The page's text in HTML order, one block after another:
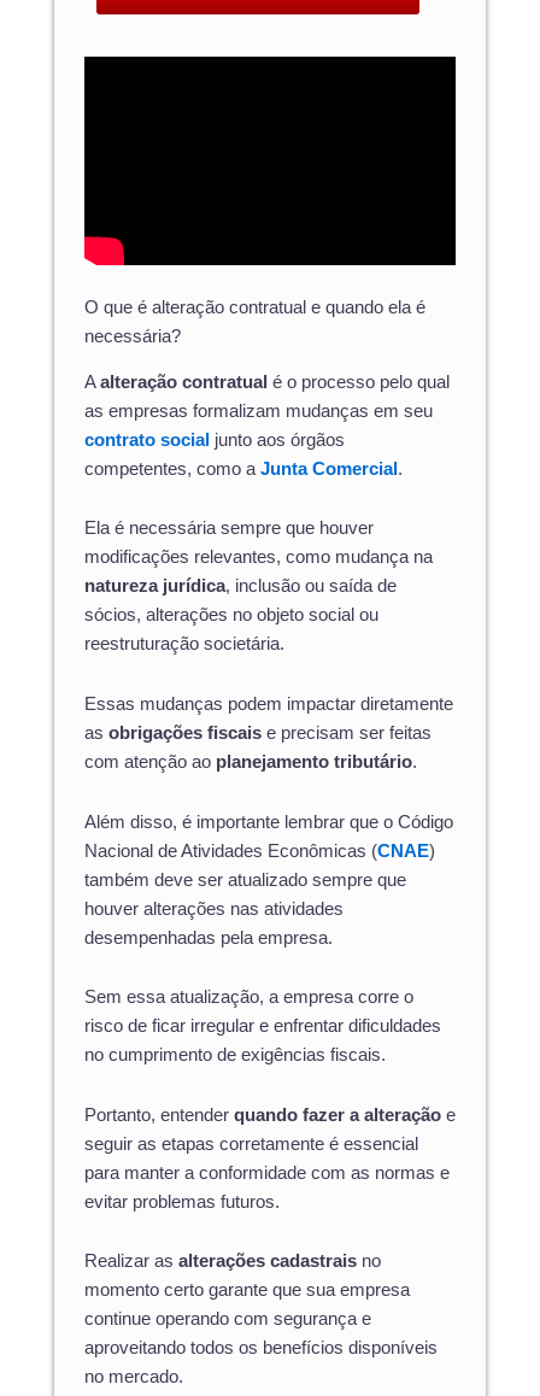
O que é alteração contratual e quando ela é
necessária?
Aalteração contratual é o processo pelo qual
as empresas formalizam mudanças em seu
contrato social junto aos órgãos
competentes, como a Junta Comercial .
Ela é necessária sempre que houver
modificações relevantes, como mudança na
natureza jurídica, inclusão ou saída de
sócios, alterações no objeto social ou
reestruturação societária.
Essas mudanças podem impactar diretamente
as obrigações fiscais e precisam ser feitas
com atenção ao planejamento tributário.
Além disso, é importante lembrar que o Código
Nacional de Atividades Econômicas (CNAE)
também deve ser atualizado sempre que
houver alterações nas atividades
desempenhadas pela empresa.
Sem essa atualização, a empresa corre o
risco de ficar irregular e enfrentar dificuldades
no cumprimento de exigências fiscais.
Portanto, entender quando fazer a alteração e
seguir as etapas corretamente é essencial
para manter a conformidade com as normas e
evitar problemas futuros.
Realizar as alterações cadastrais no
momento certo garante que sua empresa
continue operando com segurança e
aproveitando todos os benefícios disponíveis
no mercado.